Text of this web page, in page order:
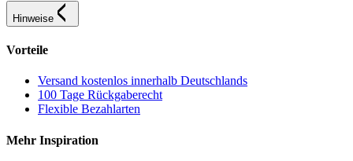
Hinweise
Vorteile
Versand kostenlos innerhalb Deutschlands
100 Tage Rückgaberecht
Flexible Bezahlarten
Mehr Inspiration